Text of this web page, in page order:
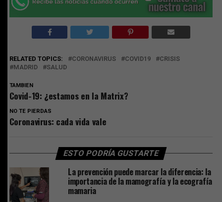
RELATED TOPICS: CORONAVIRUS COVID19
CRISIS
MADRID
SALUD
TAMBIEN
Covid-19: ¿estamos en la Matrix?
NO TE PIERDAS
Coronavirus: cada vida vale
ESTO PODRÍA GUSTARTE
La prevención puede marcar la diferencia: la
importancia de la mamografía y la ecografía
mamaria